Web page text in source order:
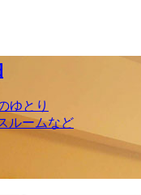
ゆとり
ルームなど